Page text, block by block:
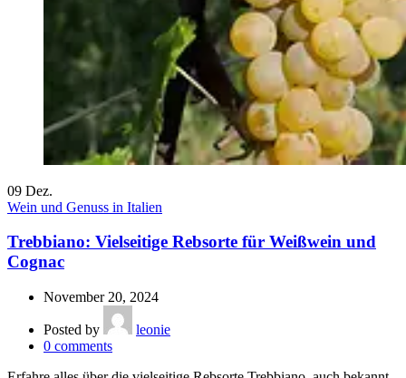
09 Dez.
Wein und Genuss in Italien
Trebbiano: Vielseitige Rebsorte für Weißwein und
Cognac
November 20, 2024
Posted by
leonie
0 comments